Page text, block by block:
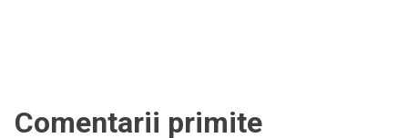
Comentarii primite